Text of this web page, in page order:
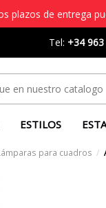
plazos de entrega
Tel: +34
ESTILOS
para cuadros